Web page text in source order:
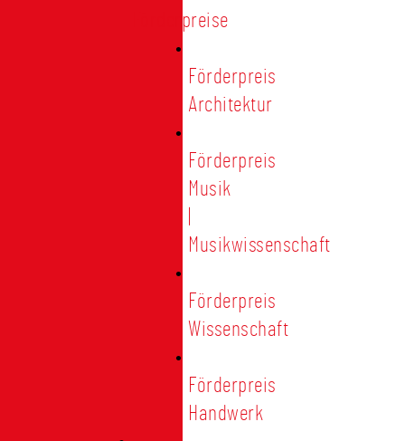
Förderpreise
Förderpreis
Architektur
Förderpreis
Musik
Musikwissenschaft
Förderpreis
Wissenschaft
Förderpreis
Handwerk